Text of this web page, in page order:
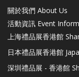
關於我們 About Us
活動資訊 Event
上海禮品展香港館
日本禮品展香港館
深圳禮品展 - 香港館